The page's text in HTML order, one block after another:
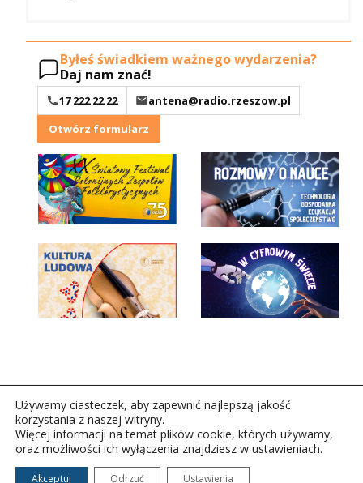
Byłeś świadkiem ważnego wydarzenia?
Daj nam znać!
17 222 22 22
antena@radio.rzeszow.pl
Otwórz formularz
Copyright © 2026Polskie Radio Rzeszów S.A. w likwidacj.
Wszelkie prawa zastrzeżone.
Używamy ciasteczek, aby zapewnić najlepszą jakość
korzystania z naszej witryny.
Więcej informacji na temat plików cookie, których używamy,
oraz możliwości ich wyłączenia znajdziesz w ustawieniach.
Akceptuj Odrzuć Ustawienia